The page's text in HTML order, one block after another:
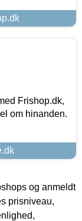
Frishop.dk,
om hinanden.
og anmeldt
prisniveau,